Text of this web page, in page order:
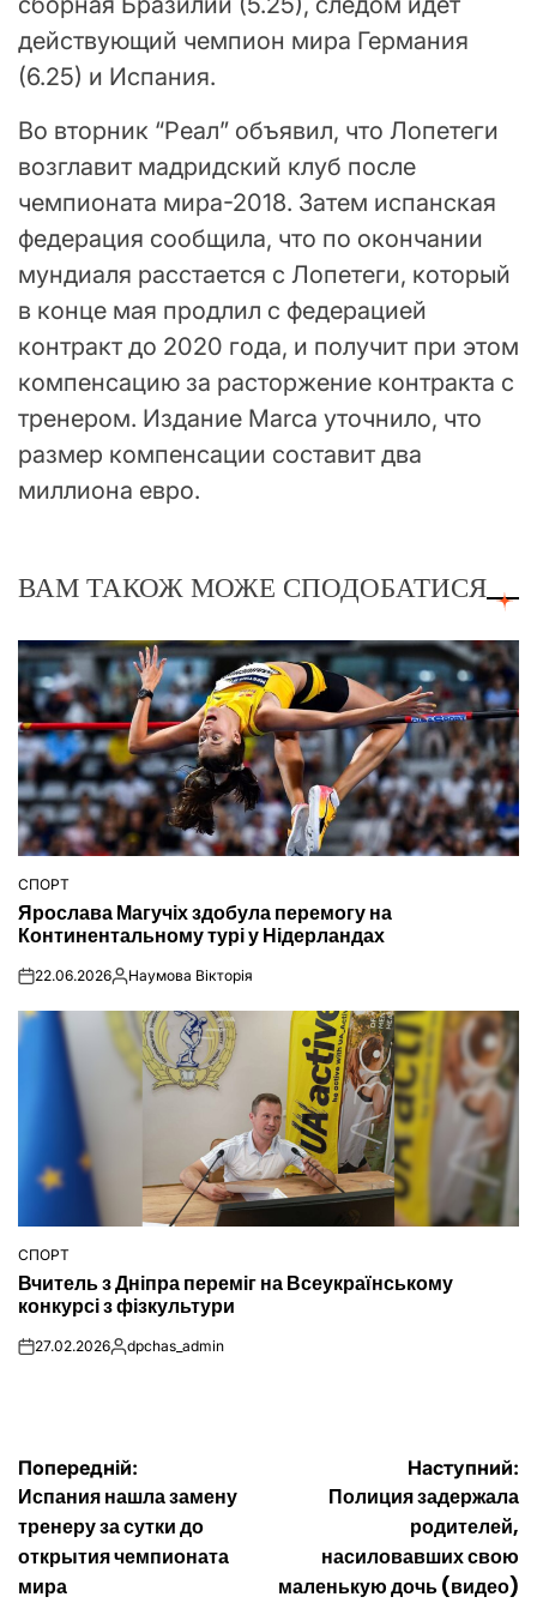
действующий чемпион мира Германия
(6.25) и Испания.
Во вторник “Реал” объявил, что Лопетеги
возглавит мадридский клуб после
чемпионата мира-2018. Затем испанская
федерация сообщила, что по окончании
мундиаля расстается с Лопетеги, который
в конце мая продлил с федерацией
контракт до 2020 года, и получит при этом
компенсацию за расторжение контракта с
тренером. Издание Marca уточнило, что
размер компенсации составит два
миллиона евро.
ВАМ ТАКОЖ МОЖЕ СПОДОБАТИСЯ
ОПУБЛІКУВАТИ
У
СПОРТ
Ярослава Магучіх здобула перемогу на
Континентальному турі у Нідерландах
on22.06.2026Опубліковано
Наумова Вікторія
ОПУБЛІКУВАТИ
У
СПОРТ
Вчитель з Дніпра переміг на Всеукраїнському
конкурсі з фізкультури
on27.02.2026Опубліковано
dpchas_admin
Навігація
записів
Попередній:
Испания нашла замену
тренеру за сутки до
открытия чемпионата
мира
Наступний:
Полиция задержала
родителей,
насиловавших свою
маленькую дочь (видео)